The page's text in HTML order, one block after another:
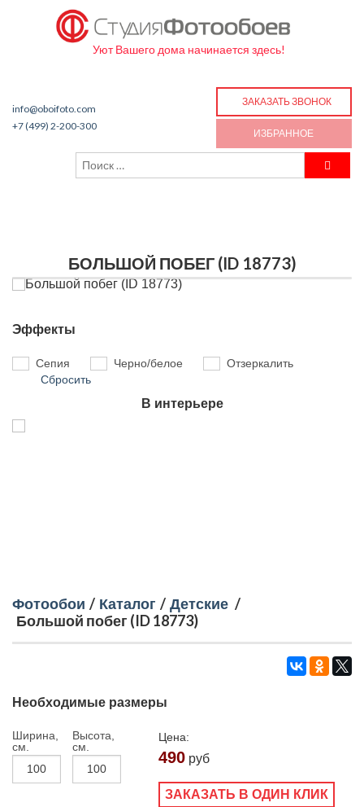
Уют Вашего дома начинается здесь!
info@oboifoto.com
+7 (499) 2-200-300
ЗАКАЗАТЬ ЗВОНОК
ИЗБРАННОЕ
БОЛЬШОЙ ПОБЕГ (ID 18773)
Эффекты
Сепия Черно/белое
Отзеркалить
Сбросить
В интерьере
Фотообои / Каталог / Детские /
Большой побег (ID 18773)
Необходимые размеры
Ширина,
см.
Высота,
см.
Цена:
490 руб
ЗАКАЗАТЬ В ОДИН КЛИК